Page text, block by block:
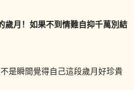
歲月！如果不到情難自抑千萬別結
是瞬間覺得自己這段歲月好珍貴